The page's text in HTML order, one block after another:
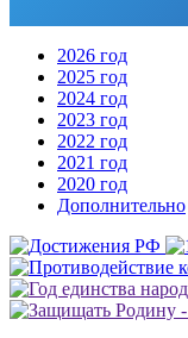
2026 год
2025 год
2024 год
2023 год
2022 год
2021 год
2020 год
Дополнительно